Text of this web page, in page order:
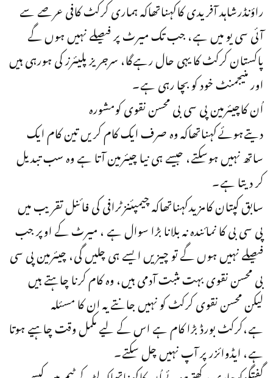
راؤنڈرشاہد آفریدی کاکہناتھاکہ ہماری کرکٹ کافی عرصے سے
آئی سی یو میں ہے، جب تک میرٹ پر فیصلے نہیں ہوں گے
پاکستان کرکٹ کا یہی حال رہےگا، سرجریز پلیئرز کی ہورہی ہیں
اور منیجمنٹ خود کو بچا رہی ہے۔
اُن کاچیئرمین پی سی بی محسن نقوی کومشورہ
دیتےہوئےکہناتھاکہ وہ صرف ایک کام کریں تین کام ایک
ساتھ نہیں ہوسکتے، جیسے ہی نیا چیئرمین آتا ہے وہ سب تبدیل
کر دیتا ہے۔
سابق کپتان کامزیدکہناتھاکہ چیمپئنزٹرافی کی فائنل تقریب میں
پی سی بی کا نمائندہ نہ بلانا بڑا سوال ہے ، میرٹ کے اوپر جب
فیصلے نہیں ہوں گے تو چیزیں ایسے ہی چلیں گی، چیئرمین پی سی
بی محسن نقوی بہت مثبت آدمی ہیں، وہ کام کرنا چاہتے ہیں
لیکن محسن نقوی کرکٹ کو نہیں جانتے یہ ان کا مسئلہ
ہے،کرکٹ بورڈ بڑا کام ہے اس کے لیے مکمل وقت چاہیے ہوتا
ہے، ایڈوائزر پر آپ نہیں چل سکتے۔